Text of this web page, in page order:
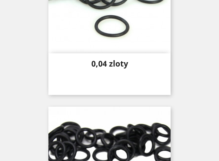
Price
0,04 zloty